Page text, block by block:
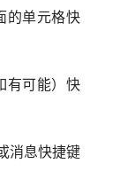
的单元格快
有可能）快
消息快捷键